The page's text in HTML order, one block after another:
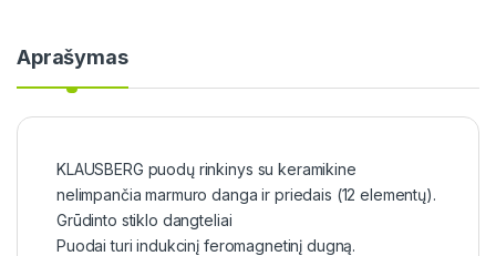
Aprašymas
KLAUSBERG puodų rinkinys su keramikine
nelimpančia marmuro danga ir priedais (12 elementų).
Grūdinto stiklo dangteliai
Puodai turi indukcinį feromagnetinį dugną.